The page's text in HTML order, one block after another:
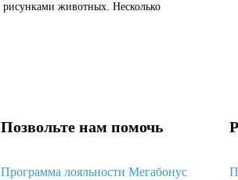
рисунками животных. Несколько
Позвольте нам помочь
Программа лояльности Мегабонус